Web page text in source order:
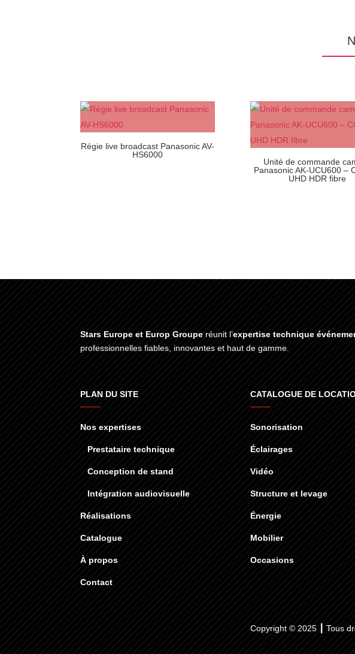
Régie live broadcast Panasonic AV-
HS6000
Unité de commande
Panasonic AK-UCU600 –
UHD HDR fibre
Stars Europe et Europ Groupe réunit l’expertise technique
professionnelles fiables, innovantes et haut de gamme.
PLAN DU SITE
Nos expertises
Prestataire technique
Conception de stand
Intégration audiovisuelle
Réalisations
Catalogue
À propos
Contact
CATALOGUE DE
Sonorisation
Éclairages
Vidéo
Structure et levage
Énergie
Mobilier
Occasions
Copyright © 2025 ┃ Tous